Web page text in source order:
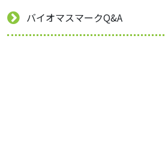
バイオマスマークQ&A